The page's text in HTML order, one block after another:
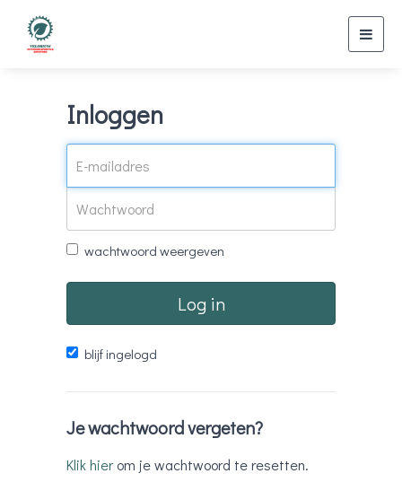
Inloggen
wachtwoord weergeven
Log in
blijf ingelogd
Je wachtwoord vergeten?
Klik hierom je wachtwoord te resetten.